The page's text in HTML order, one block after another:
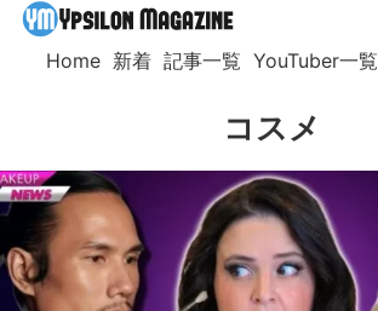
Home 新着 記事一覧 YouTuber一覧
コスメ